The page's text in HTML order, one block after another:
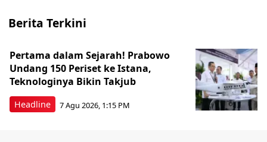
Berita Terkini
Headline
Pertama dalam Sejarah! Prabowo
Undang 150 Periset ke Istana,
Teknologinya Bikin Takjub
7 Agu 2026, 1:15 PM